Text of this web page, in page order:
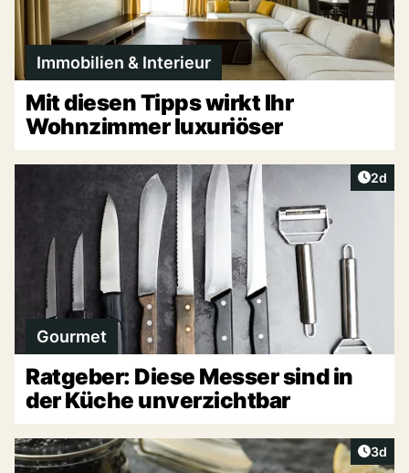
Immobilien & Interieur
Mit diesen Tipps wirkt Ihr
Wohnzimmer luxuriöser
2d
Gourmet
Ratgeber: Diese Messer sind in
der Küche unverzichtbar
3d